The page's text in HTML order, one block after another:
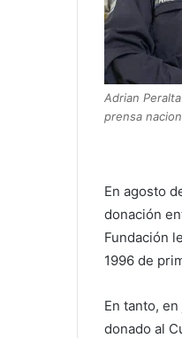
Adrian
prensa
En agosto
donación
Fundación
1996 de
En tanto,
donado al